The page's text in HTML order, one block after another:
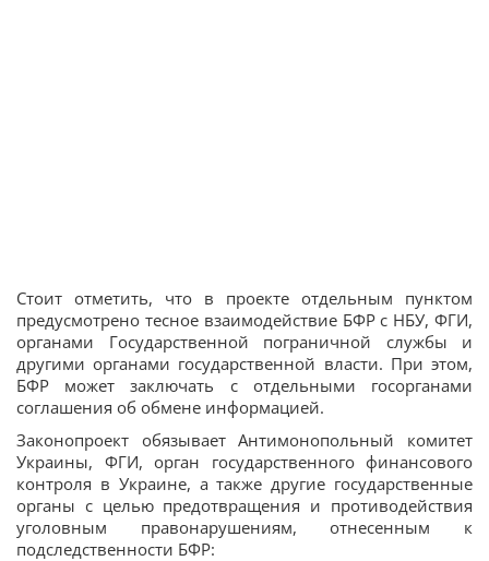
Стоит отметить, что в проекте отдельным пунктом
предусмотрено тесное взаимодействие БФР с НБУ, ФГИ,
органами Государственной пограничной службы и
другими органами государственной власти. При этом,
БФР может заключать с отдельными госорганами
соглашения об обмене информацией.
Законопроект обязывает Антимонопольный комитет
Украины, ФГИ, орган государственного финансового
контроля в Украине, а также другие государственные
органы с целью предотвращения и противодействия
уголовным правонарушениям, отнесенным к
подследственности БФР: